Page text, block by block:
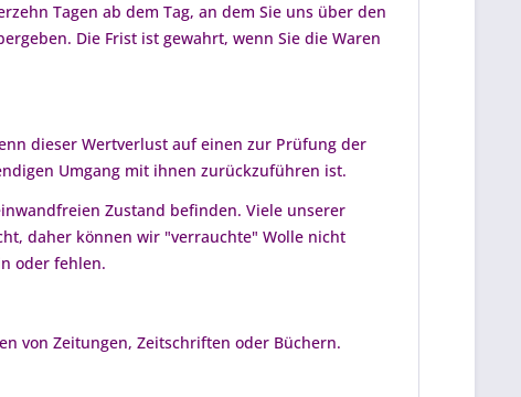
Tagen ab dem Tag, an dem Sie uns über den
Die Frist ist gewahrt, wenn Sie die Waren
dieser Wertverlust auf einen zur Prüfung der
Umgang mit ihnen zurückzuführen ist.
Zustand befinden. Viele unserer
daher können wir "verrauchte" Wolle nicht
oder fehlen.
von Zeitungen, Zeitschriften oder Büchern.